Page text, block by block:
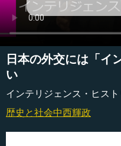
日本の外交には「イ
い
インテリジェンス・ヒスト
歴史と社会中西輝政